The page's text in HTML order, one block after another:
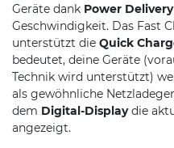
Geräte dank Power Delivery
Geschwindigkeit. Das Fast
unterstützt die Quick
bedeutet, deine Geräte
Technik wird unterstützt)
als gewöhnliche
dem Digital-Displaydie
angezeigt.